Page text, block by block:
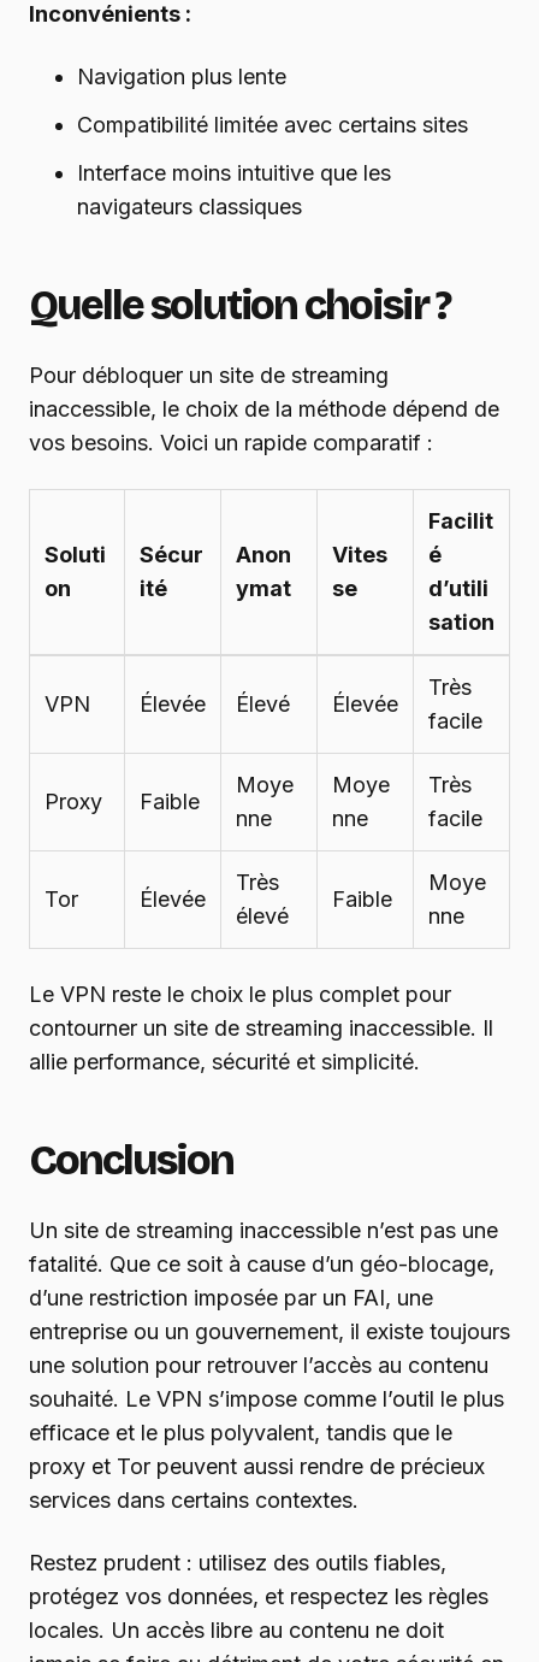
Inconvénients :
Navigation plus lente
Compatibilité limitée avec certains sites
Interface moins intuitive que les
navigateurs classiques
Quelle solution choisir ?
Pour débloquer un site de streaming
inaccessible, le choix de la méthode dépend de
vos besoins. Voici un rapide comparatif :
Soluti
on
Sécur
ité
Anon
ymat
Vites
se
Facilit
é
d’utili
sation
VPN Élevée Élevé Élevée
Très
facile
Proxy Faible
Moye
nne
Moye
nne
Très
facile
Tor Élevée
Très
élevé
Faible
Moye
nne
Le VPN reste le choix le plus complet pour
contourner un site de streaming inaccessible. Il
allie performance, sécurité et simplicité.
Conclusion
Un site de streaming inaccessible n’est pas une
fatalité. Que ce soit à cause d’un géo-blocage,
d’une restriction imposée par un FAI, une
entreprise ou un gouvernement, il existe toujours
une solution pour retrouver l’accès au contenu
souhaité. Le VPN s’impose comme l’outil le plus
efficace et le plus polyvalent, tandis que le
proxy et Tor peuvent aussi rendre de précieux
services dans certains contextes.
Restez prudent : utilisez des outils fiables,
protégez vos données, et respectez les règles
locales. Un accès libre au contenu ne doit